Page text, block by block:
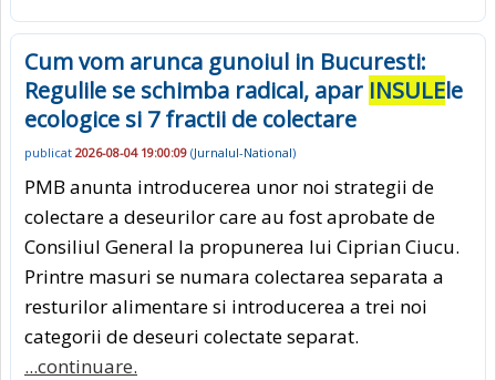
Cum vom arunca gunoiul in Bucuresti:
Regulile se schimba radical, apar INSULEle
ecologice si 7 fractii de colectare
publicat 2026-08-04 19:00:09 (Jurnalul-National)
PMB anunta introducerea unor noi strategii de
colectare a deseurilor care au fost aprobate de
Consiliul General la propunerea lui Ciprian Ciucu.
Printre masuri se numara colectarea separata a
resturilor alimentare si introducerea a trei noi
categorii de deseuri colectate separat.
...continuare.